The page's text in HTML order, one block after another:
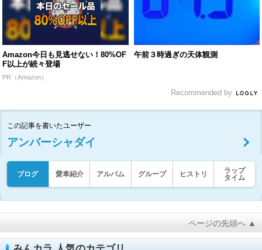
Amazon今日も見逃せない！80%OF
F以上が続々登場
PR（Amazon）
午前３時過ぎの天体観測
Recommended by
この記事を書いたユーザー
アンバーシャダイ
ブログ 愛車紹介 アルバム グループ ヒストリ
ラップ
タイム
ページの先頭へ ▲